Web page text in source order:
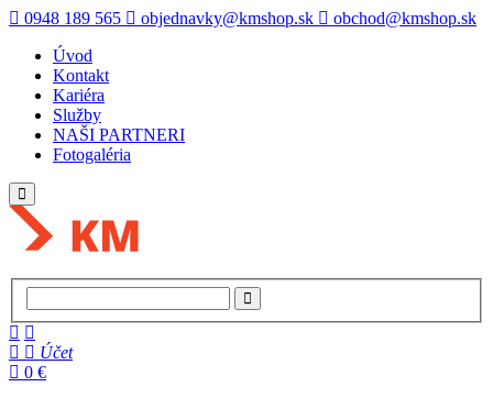
0948 189 565 objednavky@kmshop.sk
obchod@kmshop.sk
Úvod
Kontakt
Kariéra
Služby
NAŠI PARTNERI
Fotogaléria
Účet
0 €